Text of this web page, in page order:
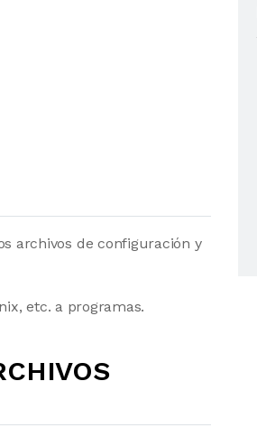
archivos de configuración y
etc. a programas.